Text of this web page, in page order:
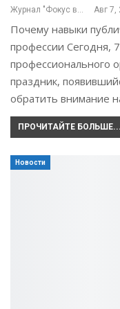
Авг 7,
Почему навыки
профессии Сегодня,
профессионального
праздник,
обратить внимание
ПРОЧИТАЙТЕ БОЛЬШЕ...
Новости